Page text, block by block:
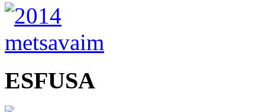
ESFUSA